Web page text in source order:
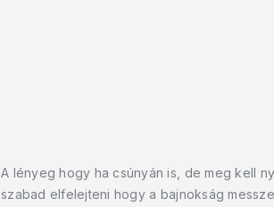
A lényeg hogy ha csúnyán is, de meg kell
szabad elfelejteni hogy a bajnokság